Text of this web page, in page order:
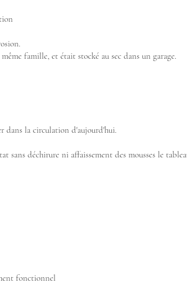
famille, et était stocké au sec dans un garage.
dans la circulation d'aujourd'hui.
sans déchirure ni affaissement des mousses le
fonctionnel